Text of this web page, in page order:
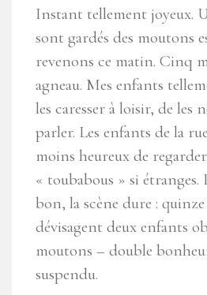
Instant tellement joyeux.
sont gardés des moutons
revenons ce matin. Cinq
agneau. Mes enfants
les caresser à loisir, de les
parler. Les enfants de la
moins heureux de
« toubabous » si étranges.
bon, la scène dure :
dévisagent deux enfants
moutons – double
suspendu.